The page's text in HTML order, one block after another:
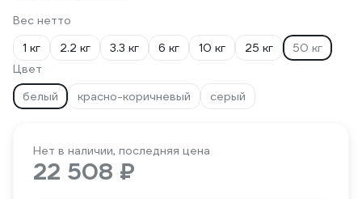
Вес нетто
1 кг
2.2 кг 3.3 кг 6 кг 10 кг 25 кг
50 кг
Цвет
белый
красно-коричневый серый
Нет в наличии, последняя цена
22 508 ₽